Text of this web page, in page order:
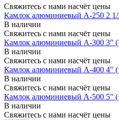
Свяжитесь с нами насчёт цены
Камлок алюминиевый A-250 2
В наличии
Свяжитесь с нами насчёт цены
Камлок алюминиевый A-300 3"
В наличии
Свяжитесь с нами насчёт цены
Камлок алюминиевый A-400 4"
В наличии
Свяжитесь с нами насчёт цены
Камлок алюминиевый A-500 5"
В наличии
Свяжитесь с нами насчёт цены